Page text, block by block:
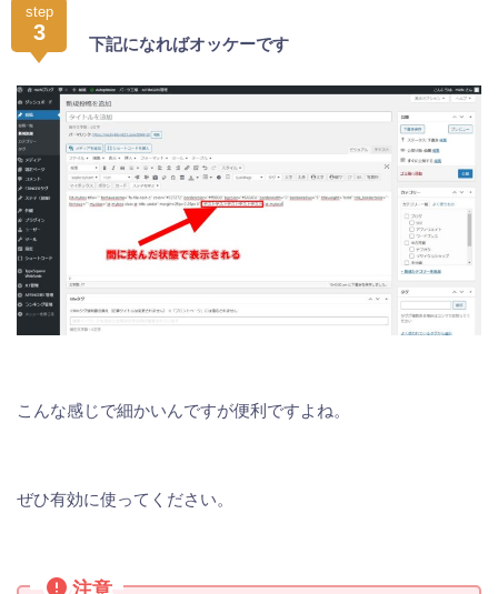
step
3 下記になればオッケーです
こんな感じで細かいんですが便利ですよね。
ぜひ有効に使ってください。
注意